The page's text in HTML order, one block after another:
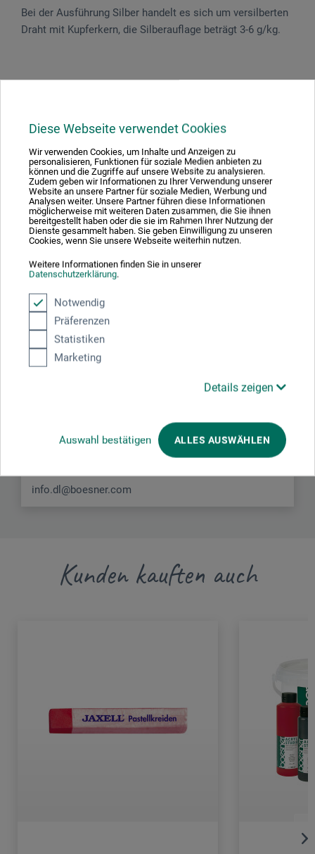
Diese Webseite verwendet Cookies
Wir verwenden Cookies, um Inhalte und Anzeigen zu
personalisieren, Funktionen für soziale Medien anbieten zu
können und die Zugriffe auf unsere Website zu analysieren.
Zudem geben wir Informationen zu Ihrer Verwendung unserer
Website an unsere Partner für soziale Medien, Werbung und
Analysen weiter. Unsere Partner führen diese Informationen
möglicherweise mit weiteren Daten zusammen, die Sie ihnen
bereitgestellt haben oder die sie im Rahmen Ihrer Nutzung der
Dienste gesammelt haben. Sie geben Einwilligung zu unseren
Cookies, wenn Sie unsere Webseite weiterhin nutzen.
Weitere Informationen finden Sie in unserer
Datenschutzerklärung.
Notwendig
Präferenzen
Statistiken
Marketing
Details zeigen
Auswahl bestätigen ALLES AUSWÄHLEN
Bei der Ausführung Silber handelt es sich um versilberten
Draht mit Kupferkern, die Silberauflage beträgt 3-6 g/kg.
Schreiben Sie die erste Bewertung zu diesem Produkt
JETZT PRODUKT BEWERTEN
Hersteller-Kontakt
Hier finden Sie die Kontaktdaten des Herstellers zu
boesner GmbH distribution + logistics
58454 Witten
info.dl@boesner.com
Kunden kauften auch